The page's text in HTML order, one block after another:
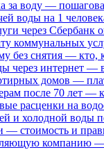
за воду —
воды на 1
через
коммунальных
без снятия — кто,
через интернет —
домов —
после 70 лет —
расценки на
и холодной воды
— стоимость и
компанию